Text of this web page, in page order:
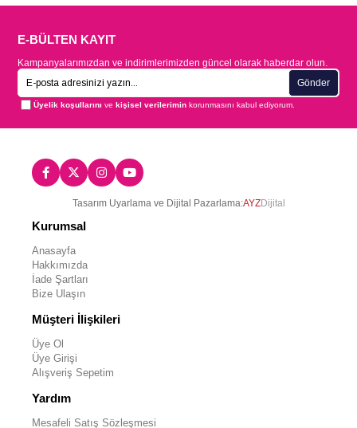
E-BÜLTEN KAYIT
Kampanyalarımızdan ve indirimlerimizden güncel olarak haberdar olun.
Gönder
Üyelik koşullarını vekişisel verilerimin korunmasını kabul ediyorum.
Tasarım Uyarlama ve Dijital Pazarlama:AYZDijital
Kurumsal
Anasayfa
Hakkımızda
İade Şartları
Bize Ulaşın
Müşteri İlişkileri
Üye Ol
Üye Girişi
Alışveriş Sepetim
Yardım
Mesafeli Satış Sözleşmesi